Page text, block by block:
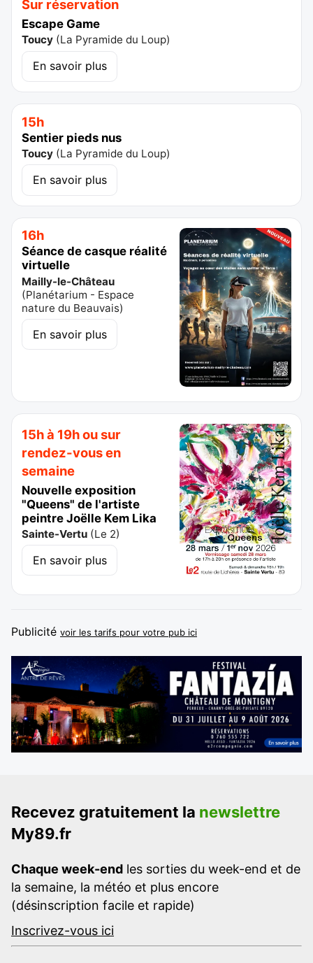
Sur réservation
Escape Game
Toucy (La Pyramide du Loup)
En savoir plus
15h
Sentier pieds nus
Toucy (La Pyramide du Loup)
En savoir plus
16h
Séance de casque réalité
virtuelle
Mailly-le-Château
(Planétarium - Espace
nature du Beauvais)
En savoir plus
15h à 19h ou sur
rendez-vous en
semaine
Nouvelle exposition
"Queens" de l'artiste
peintre Joëlle Kem Lika
Sainte-Vertu (Le 2)
En savoir plus
Publicité voir les tarifs pour votre pub ici
Recevez gratuitement la newslettre
My89.fr
Chaque week-end les sorties du week-end et de
la semaine, la météo et plus encore
(désinscription facile et rapide)
Inscrivez-vous ici